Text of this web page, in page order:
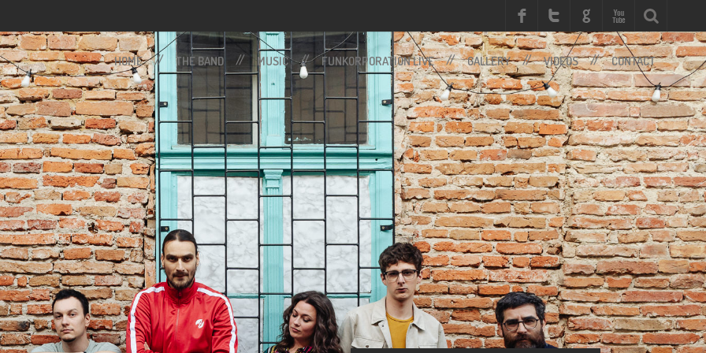
HOME THE BAND MUSIC FUNKORPORATION LIVE GALLERY VIDEOS CONTACT